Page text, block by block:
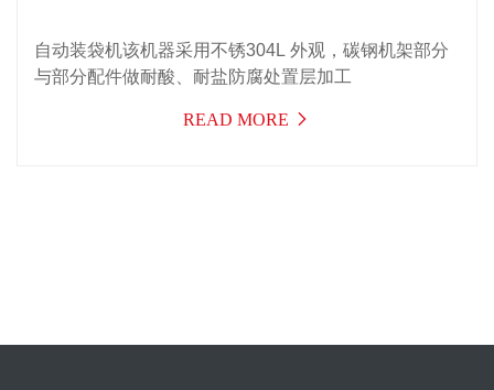
自动装袋机该机器采用不锈304L 外观，碳钢机架部分
与部分配件做耐酸、耐盐防腐处置层加工
READ MORE